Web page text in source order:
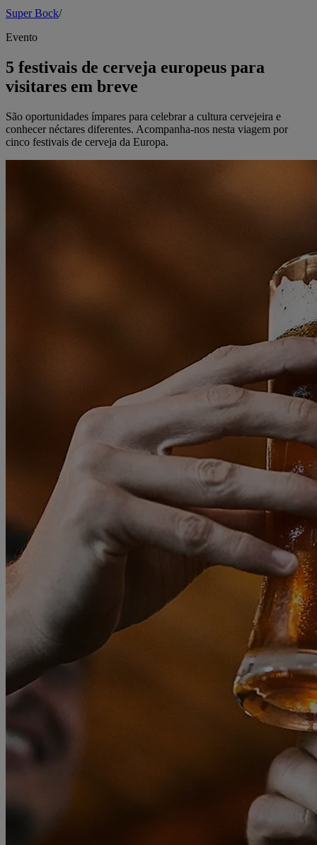
Super Bock/
Evento
5 festivais de cerveja europeus para
visitares em breve
São oportunidades ímpares para celebrar a cultura cervejeira e
conhecer néctares diferentes. Acompanha-nos nesta viagem por
cinco festivais de cerveja da Europa.